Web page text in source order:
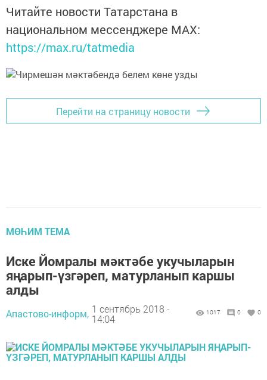
Читайте новости Татарстана в
национальном мессенджере MАХ:
https://max.ru/tatmedia
Перейти на страницу новости
МӨҺИМ ТЕМА
Иске Йомралы мәктәбе укучыларын
яңарып-үзгәреп, матурланып каршы
алды
Апастово-информ, 1 сентябрь 2018 -
14:04
1017 0 0